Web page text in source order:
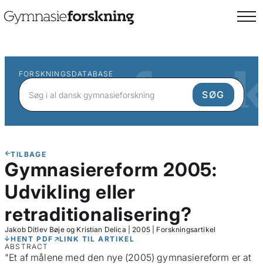
FORSKNINGSDATABASE
TILBAGE
Gymnasiereform 2005:
Udvikling eller
retraditionalisering?
Jakob Ditlev Bøje og Kristian Delica 2005| Forskningsartikel
HENT PDF
LINK TIL ARTIKEL
ABSTRACT
"Et af målene med den nye (2005) gymnasiereform er at